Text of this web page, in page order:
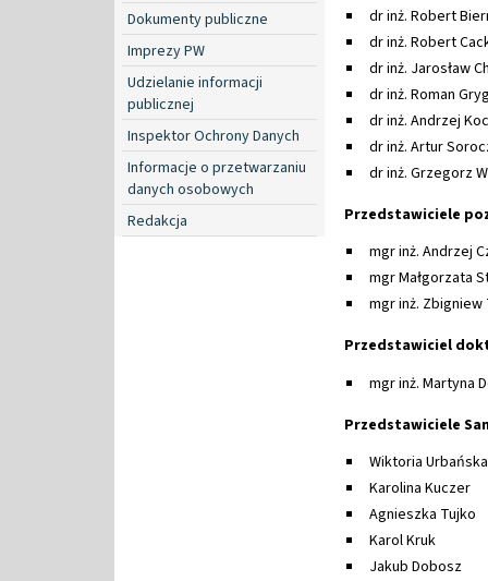
Dokumenty publiczne
Imprezy PW
Udzielanie informacji
publicznej
Inspektor Ochrony Danych
Informacje o przetwarzaniu
danych osobowych
Redakcja
dr inż. Robert
dr inż. Robert
dr inż. Jarosław
dr inż. Roman
dr inż. Andrzej
dr inż. Artur
dr inż. Grzegorz
Przedstawiciele
mgr inż. Andrzej
mgr Małgorzata
mgr inż. Zbigniew
Przedstawiciel
mgr inż. Martyna
Przedstawiciele
Wiktoria Urbańska
Karolina Kuczer
Agnieszka Tujko
Karol Kruk
Jakub Dobosz